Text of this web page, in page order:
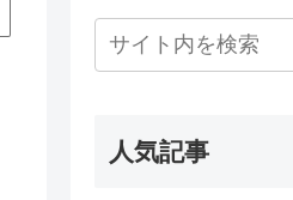
人気記事